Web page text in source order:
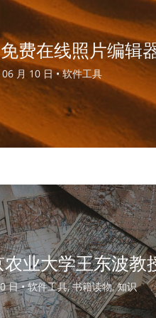
费在线照片编辑
月 10 日 •软件工具
业大学王东波教
日 •软件工具, 书籍读物, 知识